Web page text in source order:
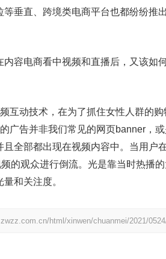
垂直、跨境类电商平台也都纷纷推
容电商看中视频和直播后，又该如
互动技术，在为了抓住女性人群的
广告并非我们常见的网页banner，
全部都出现在视频内容中。当用户
的观众进行倒流。光是靠当时热播
和关注度。
html/xinwen/chuanmei/2021/